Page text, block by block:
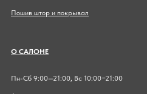
Пошив штор и покрывал
О САЛОНЕ
Пн-Сб 9:00—21:00, Вс 10:00−21:00